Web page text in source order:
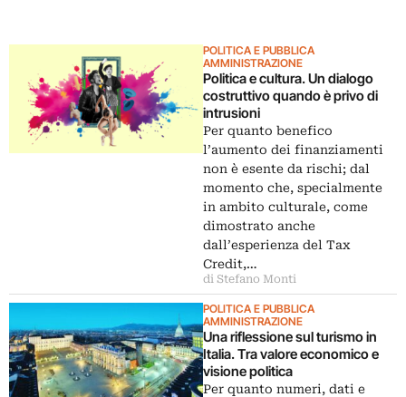
POLITICA E PUBBLICA
AMMINISTRAZIONE
Politica e cultura. Un dialogo
costruttivo quando è privo di
intrusioni
Per quanto benefico
l’aumento dei finanziamenti
non è esente da rischi; dal
momento che, specialmente
in ambito culturale, come
dimostrato anche
dall’esperienza del Tax
Credit,…
di Stefano Monti
POLITICA E PUBBLICA
AMMINISTRAZIONE
Una riflessione sul turismo in
Italia. Tra valore economico e
visione politica
Per quanto numeri, dati e